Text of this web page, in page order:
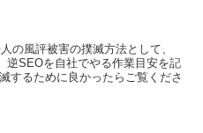
の風評被害の撲滅方法として、
逆SEOを自社でやる作業目安を記
するために良かったらご覧くださ